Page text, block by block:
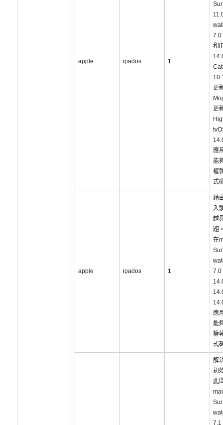
apple ipados 1
Sur
7.0
和
更
更
應
能
權
式
apple ipados 1
藉
入
越
題
在
7.0
應
能
權
式
解
初
此
7.1